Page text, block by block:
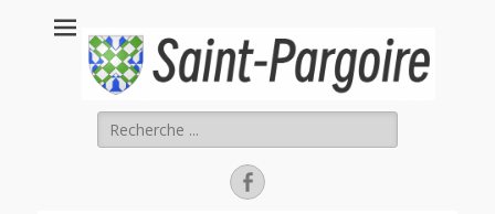
Saint Pargoire
Rechercher :
Facebook